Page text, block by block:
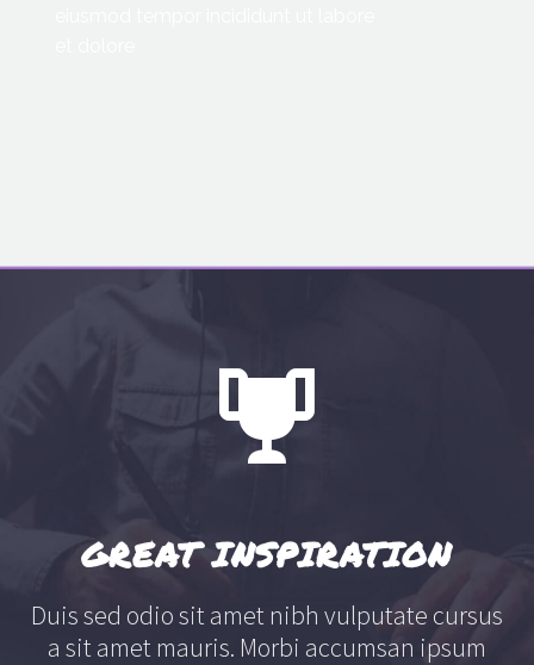
GREAT INSPIRATION
Duis sed odio sit amet nibh vulputate cursus
a sit amet mauris. Morbi accumsan ipsum